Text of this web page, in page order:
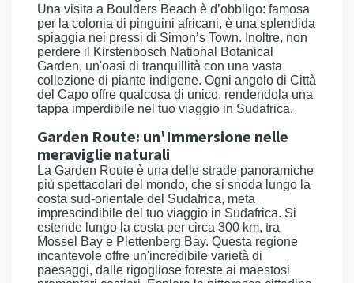
Una visita a Boulders Beach è d’obbligo: famosa
per la colonia di pinguini africani, è una splendida
spiaggia nei pressi di Simon’s Town. Inoltre, non
perdere il Kirstenbosch National Botanical
Garden, un'oasi di tranquillità con una vasta
collezione di piante indigene. Ogni angolo di Città
del Capo offre qualcosa di unico, rendendola una
tappa imperdibile nel tuo viaggio in Sudafrica.
Garden Route: un'Immersione nelle
meraviglie naturali
La Garden Route è una delle strade panoramiche
più spettacolari del mondo, che si snoda lungo la
costa sud-orientale del Sudafrica, meta
imprescindibile del tuo viaggio in Sudafrica. Si
estende lungo la costa per circa 300 km, tra
Mossel Bay e Plettenberg Bay. Questa regione
incantevole offre un'incredibile varietà di
paesaggi, dalle rigogliose foreste ai maestosi